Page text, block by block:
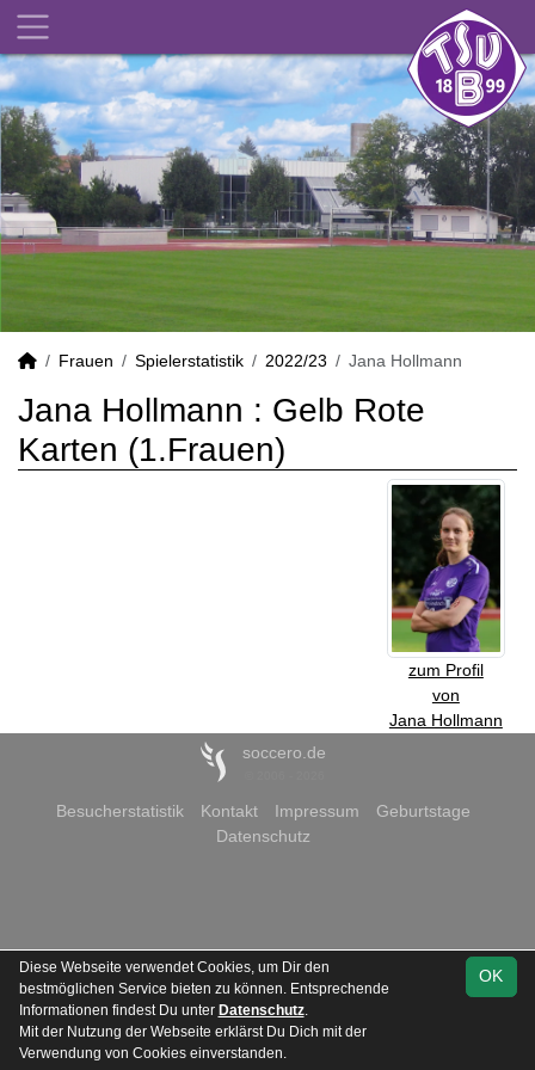
Frauen Spielerstatistik 2022/23 Jana Hollmann
Jana Hollmann : Gelb Rote
Karten (1.Frauen)
zum Profil
von
Jana Hollmann
soccero.de
Besucherstatistik Kontakt Impressum
Geburtstage
Datenschutz
OK
Diese Webseite verwendet Cookies, um Dir den
bestmöglichen Service bieten zu können. Entsprechende
Informationen findest Du unter Datenschutz.
Mit der Nutzung der Webseite erklärst Du Dich mit der
Verwendung von Cookies einverstanden.